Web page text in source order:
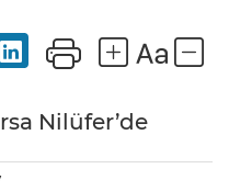
Nilüfer’de